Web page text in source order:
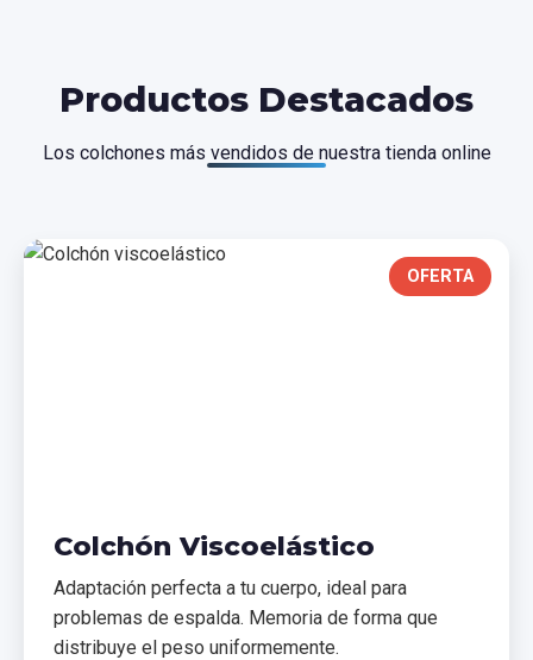
Productos Destacados
Los colchones más vendidos de nuestra tienda online
OFERTA
Colchón Viscoelástico
Adaptación perfecta a tu cuerpo, ideal para
problemas de espalda. Memoria de forma que
distribuye el peso uniformemente.